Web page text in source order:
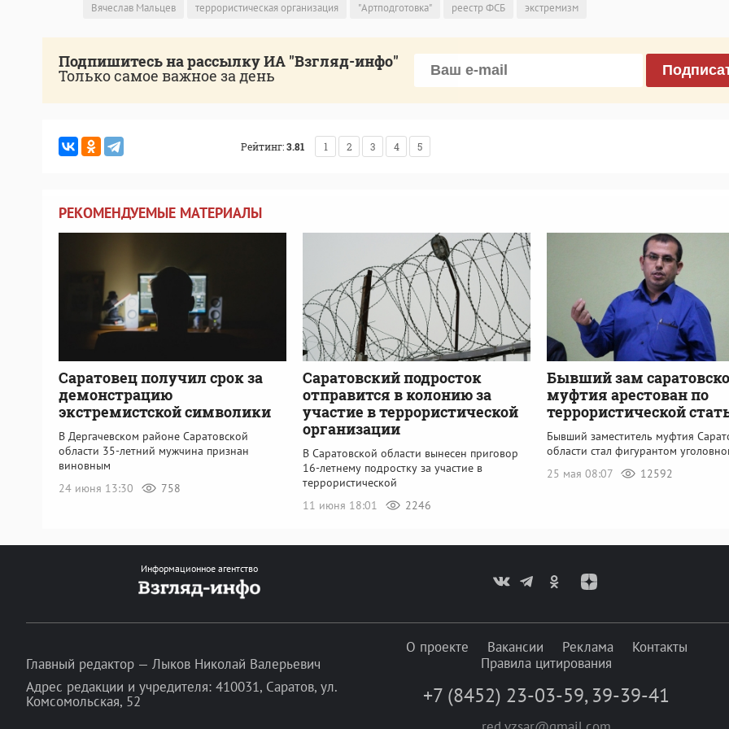
Вячеслав Мальцев террористическая организация "Артподготовка" реестр ФСБ экстремизм
Подпишитесь на рассылку ИА "Взгляд-инфо"
Только самое важное за день
Рейтинг:3.81 1 2 3 4 5
РЕКОМЕНДУЕМЫЕ МАТЕРИАЛЫ
Саратовец получил срок за
демонстрацию
экстремистской символики
В Дергачевском районе Саратовской
области 35-летний мужчина признан
виновным
24 июня 13:30
758
Саратовский подросток
отправится в колонию за
участие в террористической
организации
В Саратовской области вынесен приговор
16-летнему подростку за участие в
террористической
11 июня 18:01
2246
Бывший зам
муфтия арестован по
террористической
Бывший заместитель муфтия
области стал фигурантом
25 мая 08:07
12592
Информационное агентство
Главный редактор — Лыков Николай Валерьевич
Адрес редакции и учредителя: 410031, Саратов, ул.
Комсомольская, 52
О проекте Вакансии Реклама
Контакты
Правила цитирования
+7 (8452) 23-03-59, 39-39-41